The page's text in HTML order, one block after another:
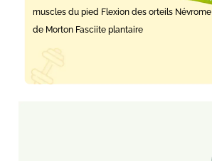
muscles du pied Flexion des orteils Névrome
de Morton Fasciite plantaire